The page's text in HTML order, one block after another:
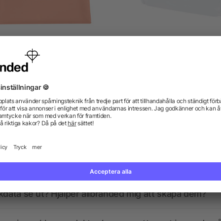
Necessär i frostad plast
Vi har svaren.
se ut? Hjälper allbranded mig att skapa dem?